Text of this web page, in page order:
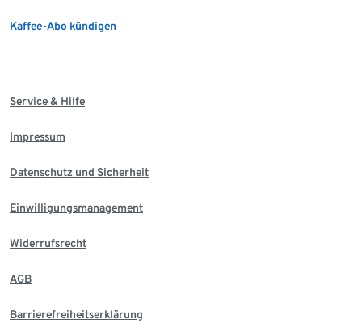
Kaffee-Abo kündigen
Service & Hilfe
Impressum
Datenschutz und Sicherheit
Einwilligungsmanagement
Widerrufsrecht
AGB
Barrierefreiheitserklärung